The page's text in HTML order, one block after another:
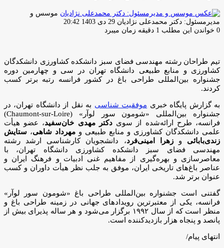
موسس و
مدیرمسئول: دکتر محمدعلی نژادیان ارسال
ایمیل
29 دی 1403 20:42
0 خواندن این مطلب 1 دقیقه زمان میبرد
تیم طراحان رشته مهندسی فضای سبز دانشکده کشاورزی دانشکدگان
کشاورزی و منابع طبیعی دانشگاه تهران در سی و چهارمین دوره
جشنواره بین‌المللی طراحی باغ در کشور فرانسه رتبه برتر کسب
کردند.
به گزارش پایگاه خبری موفقیت شناسی به نقل از دانشگاه تهران، در
جشنواره بین‌المللی «شومون سور لوآر» (Chaumont-sur-Loire)
فرانسه، طرح ارائه‌شده از سویدکتر مهدی خان‌سفید، عضو هیأت
علمی دانشکدگان کشاورزی و منابع طبیعی و مهرداد شاهی، ستایش
زندی‌بابائی وزهرا امینی‌فرد، دانشجویان کارشناسی ارشد رشته
مهندسی فضای سبز دانشکده کشاورزی دانشگاه تهران، با
معاصرسازی و بهره‌گیری از مفاهیم غنی ادبیات و فرهنگ ایران و
عناصر باغ‌های تاریخی ایران، موفق به جلب نظر هیأت داوران و کسب
عنوان برتر شد.
گفتنی است جشنواره بین‌المللی طراحی باغ «شومون سور لوآر»
فرانسه، یکی از معتبرترین رویدادهای جهانی در زمینه طراحی باغ و
منظر است که از سال ۱۹۹۲ برگزار می‌شود و هر ساله پذیرای بیش از
پانصد و پنجاه هزار بازدیدکننده است.
انتهای پیام/